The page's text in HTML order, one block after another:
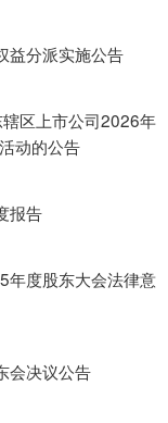
益分派实施公告
区上市公司2026年
动的公告
报告
年度股东大会法律意
会决议公告